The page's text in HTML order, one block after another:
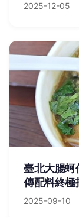
2025-12-05
臺北大腸蚵
傳配料終極
2025-09-10